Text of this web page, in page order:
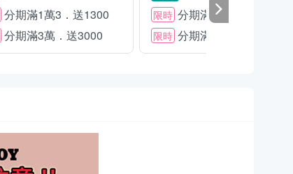
分期滿1萬3．送1300
分期滿3萬．送3000
限時 分期滿2萬．送1500
限時 分期滿3萬．送2000